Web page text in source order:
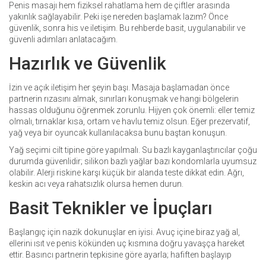
k
Penis masajı hem fiziksel rahatlama hem de çiftler arasında
yakınlık sağlayabilir. Peki işe nereden başlamak lazım? Önce
güvenlik, sonra his ve iletişim. Bu rehberde basit, uygulanabilir ve
güvenli adımları anlatacağım.
Hazırlık ve Güvenlik
İzin ve açık iletişim her şeyin başı. Masaja başlamadan önce
partnerin rızasını almak, sınırları konuşmak ve hangi bölgelerin
hassas olduğunu öğrenmek zorunlu. Hijyen çok önemli: eller temiz
olmalı, tırnaklar kısa, ortam ve havlu temiz olsun. Eğer prezervatif,
yağ veya bir oyuncak kullanılacaksa bunu baştan konuşun.
Yağ seçimi cilt tipine göre yapılmalı. Su bazlı kayganlaştırıcılar çoğu
durumda güvenlidir; silikon bazlı yağlar bazı kondomlarla uyumsuz
olabilir. Alerji riskine karşı küçük bir alanda teste dikkat edin. Ağrı,
keskin acı veya rahatsızlık olursa hemen durun.
Basit Teknikler ve İpuçları
Başlangıç için nazik dokunuşlar en iyisi. Avuç içine biraz yağ al,
ellerini ısıt ve penis kökünden uç kısmına doğru yavaşça hareket
ettir. Basıncı partnerin tepkisine göre ayarla; hafiften başlayıp